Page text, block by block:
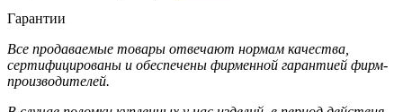
Гарантии
Все продаваемые товары отвечают нормам качества,
сертифицированы и обеспечены фирменной гарантией фирм-
производителей.